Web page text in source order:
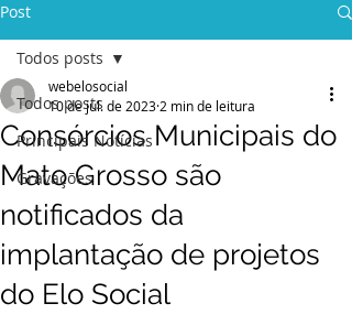
Post
Todos posts
Principais Notícias
Gravações
Todos posts
Consórcios Municipais do
Mato Grosso são
notificados da
implantação de projetos
do Elo Social
webelosocial
10 de jul. de 2023 2 min de leitura